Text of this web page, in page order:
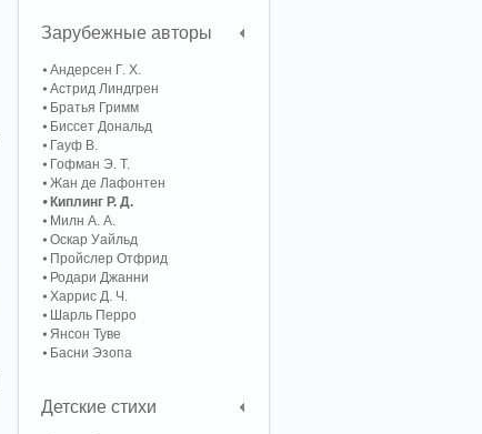
Зарубежные авторы
Андерсен Г. Х.
Астрид Линдгрен
Братья Гримм
Биссет Дональд
Гауф В.
Гофман Э. Т.
Жан де Лафонтен
Киплинг Р. Д.
Милн А. А.
Оскар Уайльд
Пройслер Отфрид
Родари Джанни
Харрис Д. Ч.
Шарль Перро
Янсон Туве
Басни Эзопа
Детские стихи